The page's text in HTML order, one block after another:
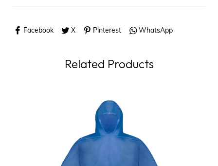
Facebook X Pinterest WhatsApp
Related Products